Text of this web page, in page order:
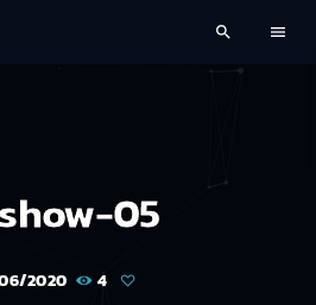
search menu
05
2020 4